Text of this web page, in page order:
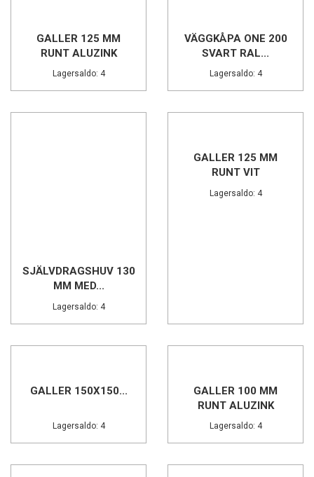
GALLER 125 MM
RUNT ALUZINK
Lagersaldo: 4
VÄGGKÅPA ONE 200
SVART RAL...
Lagersaldo: 4
SJÄLVDRAGSHUV 130
MM MED...
Lagersaldo: 4